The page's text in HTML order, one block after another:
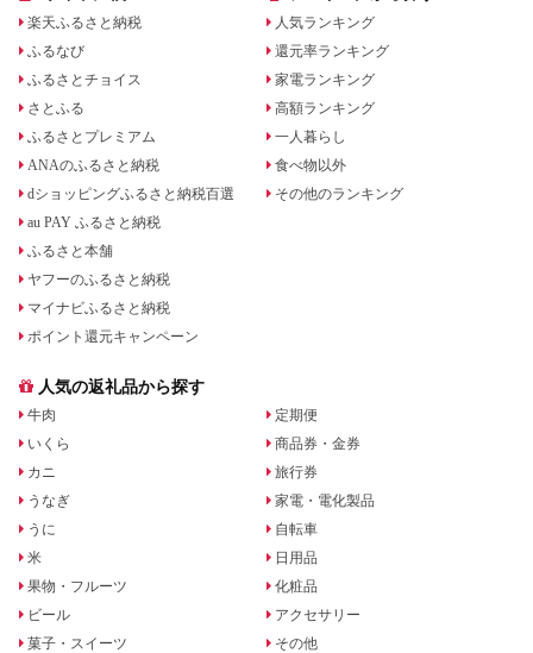
楽天ふるさと納税
ふるなび
ふるさとチョイス
さとふる
ふるさとプレミアム
ANAのふるさと納税
dショッピングふるさと納税百選
au PAY ふるさと納税
ふるさと本舗
ヤフーのふるさと納税
マイナビふるさと納税
ポイント還元キャンペーン
人気ランキング
還元率ランキング
家電ランキング
高額ランキング
一人暮らし
食べ物以外
その他のランキング
人気の返礼品から探す
牛肉
いくら
カニ
うなぎ
うに
米
果物・フルーツ
ビール
菓子・スイーツ
定期便
商品券・金券
旅行券
家電・電化製品
自転車
日用品
化粧品
アクセサリー
その他